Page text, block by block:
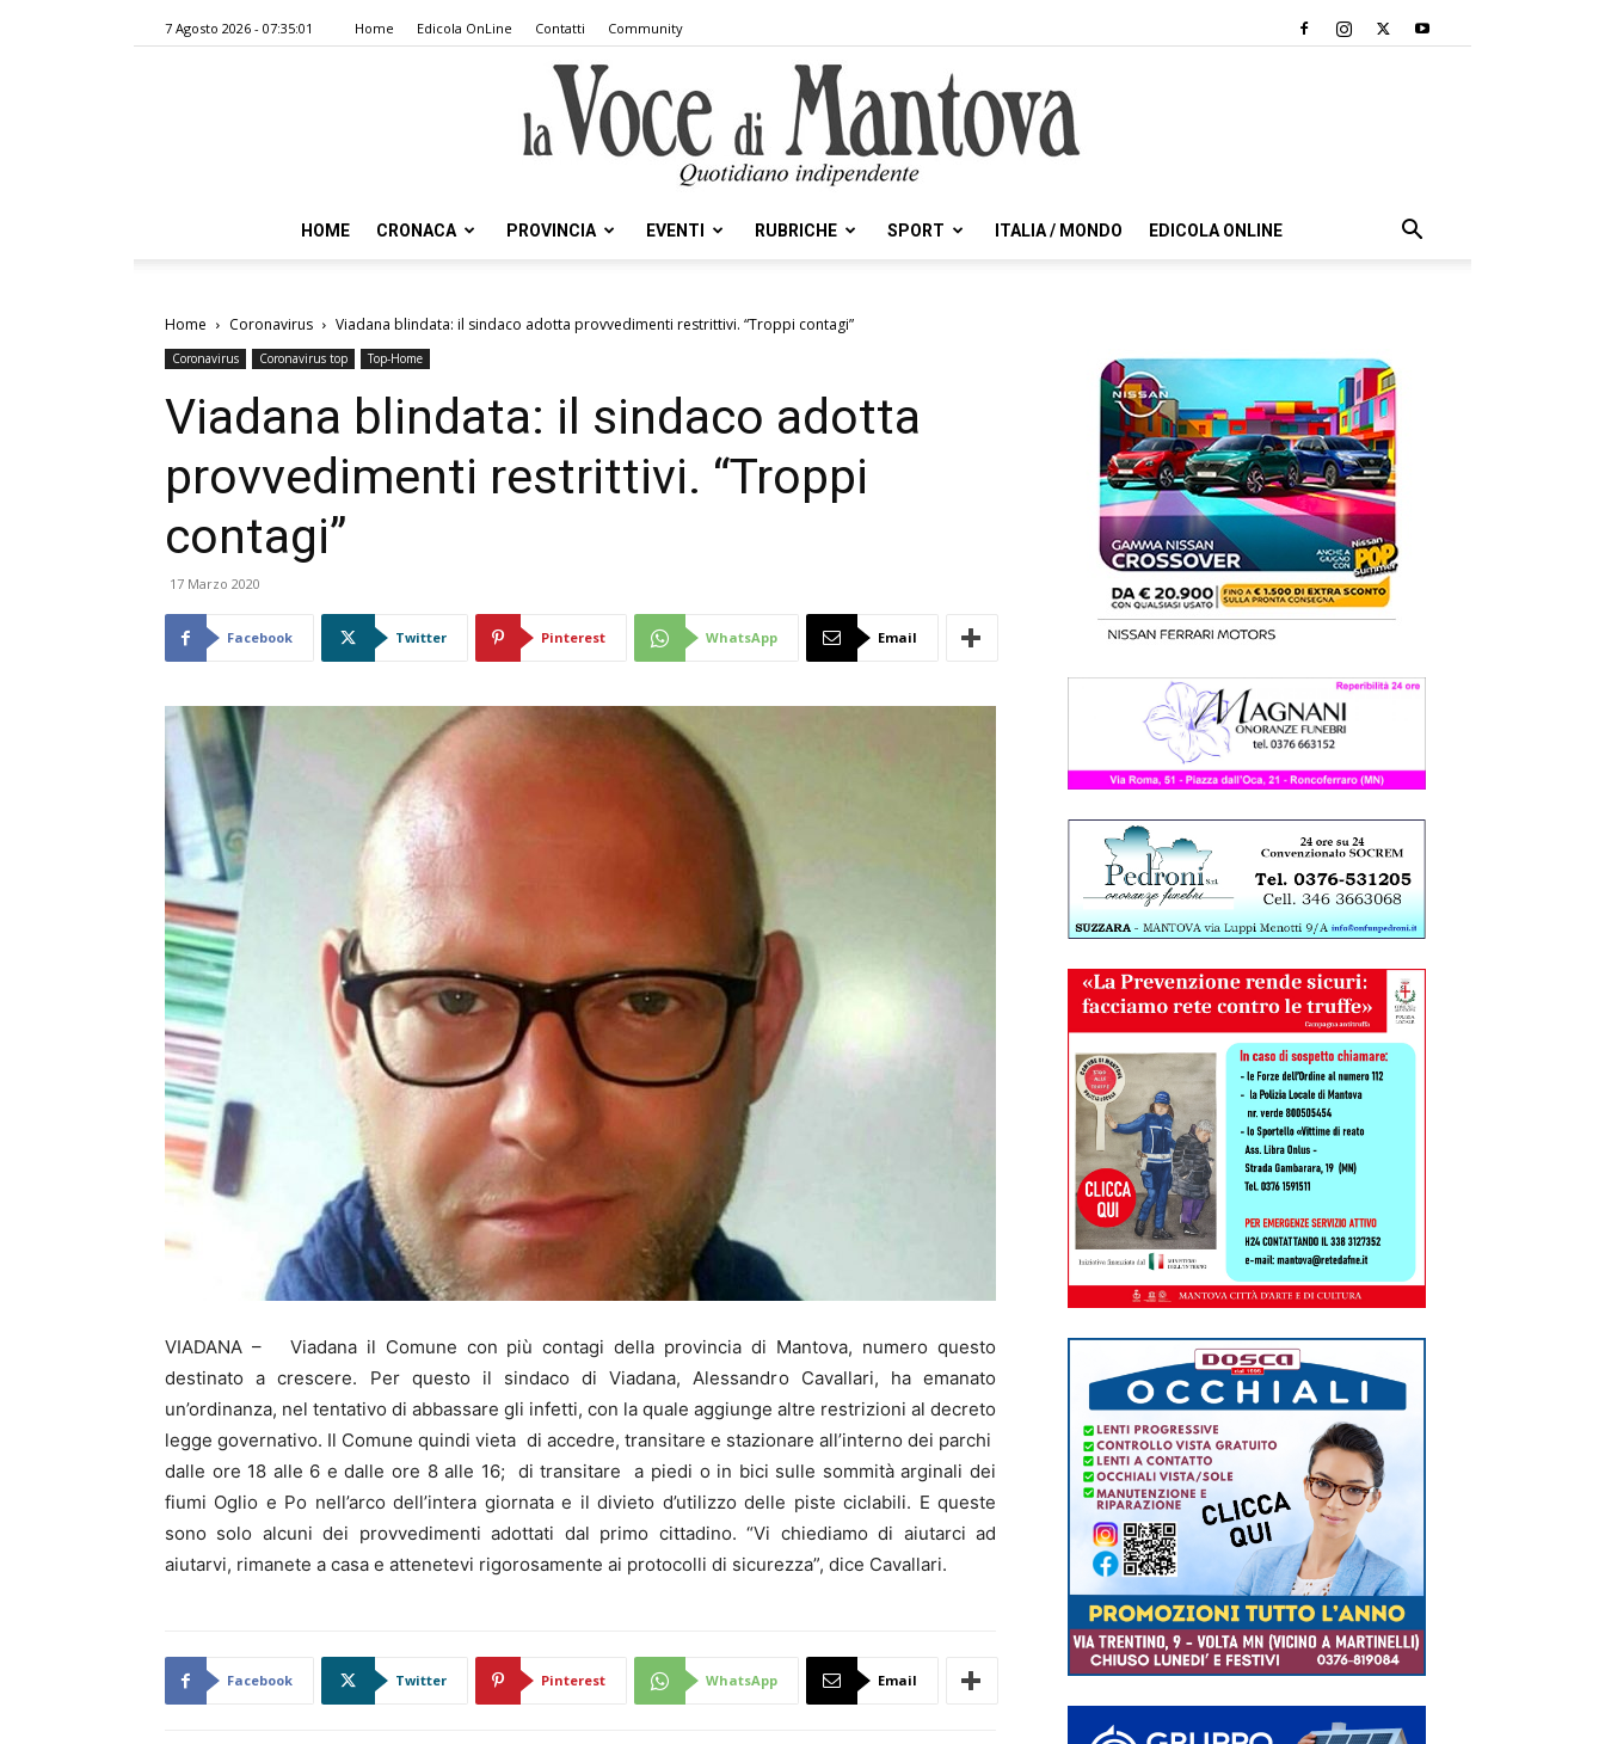
7 Agosto 2026 - 07:35:01 Home Edicola OnLine Contatti Community
Voce
HOME CRONACA PROVINCIA EVENTI RUBRICHE SPORT ITALIA / MONDO EDICOLA ONLINE
Home Coronavirus Viadana blindata: il sindaco adotta provvedimenti restrittivi. “Troppi contagi”
Coronavirus Coronavirus top Top-Home
Viadana blindata: il sindaco adotta
provvedimenti restrittivi. “Troppi
contagi”
17 Marzo 2020
Facebook Twitter Pinterest WhatsApp Email
VIADANA – Viadana il Comune con più contagi della provincia di Mantova, numero questo
destinato a crescere. Per questo il sindaco di Viadana, Alessandro Cavallari, ha emanato
un’ordinanza, nel tentativo di abbassare gli infetti, con la quale aggiunge altre restrizioni al decreto
legge governativo. Il Comune quindi vieta di accedre, transitare e stazionare all’interno dei parchi
dalle ore 18 alle 6 e dalle ore 8 alle 16; di transitare a piedi o in bici sulle sommità arginali dei
fiumi Oglio e Po nell’arco dell’intera giornata e il divieto d’utilizzo delle piste ciclabili. E queste
sono solo alcuni dei provvedimenti adottati dal primo cittadino. “Vi chiediamo di aiutarci ad
aiutarvi, rimanete a casa e attenetevi rigorosamente ai protocolli di sicurezza”, dice Cavallari.
Facebook Twitter Pinterest WhatsApp Email